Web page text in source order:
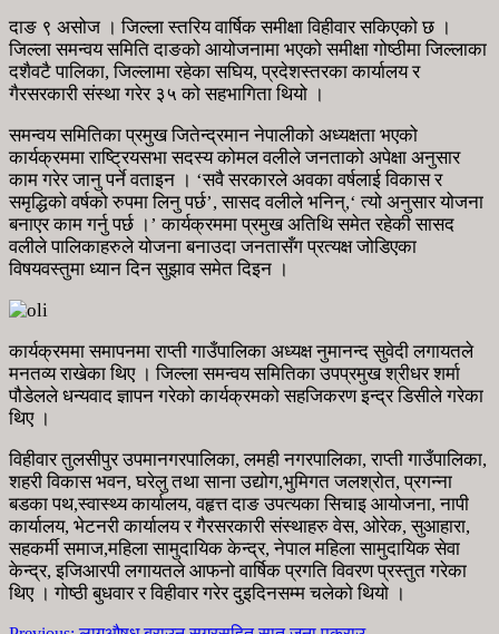
दाङ ९ असोज । जिल्ला स्तरिय वार्षिक समीक्षा विहीवार सकिएको छ ।
जिल्ला समन्वय समिति दाङको आयोजनामा भएको समीक्षा गोष्ठीमा जिल्लाका
दशैवटै पालिका, जिल्लामा रहेका सघिय, प्रदेशस्तरका कार्यालय र
गैरसरकारी संस्था गरेर ३५ को सहभागिता थियो ।
समन्वय समितिका प्रमुख जितेन्द्रमान नेपालीको अध्यक्षता भएको
कार्यक्रममा राष्ट्रियसभा सदस्य कोमल वलीले जनताको अपेक्षा अनुसार
काम गरेर जानु पर्ने वताइन । ‘सवै सरकारले अवका वर्षलाई विकास र
समृद्धिको वर्षको रुपमा लिनु पर्छ’, सासद वलीले भनिन्,‘ त्यो अनुसार योजना
बनाएर काम गर्नु पर्छ ।’ कार्यक्रममा प्रमुख अतिथि समेत रहेकी सासद
वलीले पालिकाहरुले योजना बनाउदा जनतासँग प्रत्यक्ष जोडिएका
विषयवस्तुमा ध्यान दिन सुझाव समेत दिइन ।
कार्यक्रममा समापनमा राप्ती गाउँपालिका अध्यक्ष नुमानन्द सुवेदी लगायतले
मनतव्य राखेका थिए । जिल्ला समन्वय समितिका उपप्रमुख श्रीधर शर्मा
पौडेलले धन्यवाद ज्ञापन गरेको कार्यक्रमको सहजिकरण इन्द्र डिसीले गरेका
थिए ।
विहीवार तुलसीपुर उपमानगरपालिका, लमही नगरपालिका, राप्ती गाउँपालिका,
शहरी विकास भवन, घरेलु तथा साना उद्योग,भुमिगत जलश्रोत, प्रगन्ना
बडका पथ,स्वास्थ्य कार्यालय, वहृत्त दाङ उपत्यका सिचाइ आयोजना, नापी
कार्यालय, भेटनरी कार्यालय र गैरसरकारी संस्थाहरु वेस, ओरेक, सुआहारा,
सहकर्मी समाज,महिला सामुदायिक केन्द्र, नेपाल महिला सामुदायिक सेवा
केन्द्र, इजिआरपी लगायतले आफनो वार्षिक प्रगति विवरण प्रस्तुत गरेका
थिए । गोष्ठी बुधवार र विहीवार गरेर दुइदिनसम्म चलेको थियो ।